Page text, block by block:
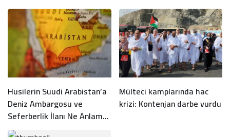
Husilerin Suudi Arabistan’a
Deniz Ambargosu ve
Seferberlik İlanı Ne Anlama
Geliyor?
Mülteci kamplarında hac
krizi: Kontenjan darbe vurdu